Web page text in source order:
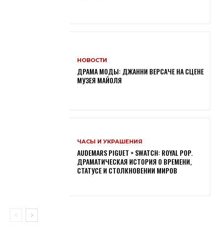
НОВОСТИ
ДРАМА МОДЫ: ДЖАННИ ВЕРСАЧЕ НА СЦЕНЕ
МУЗЕЯ МАЙОЛЯ
ЧАСЫ И УКРАШЕНИЯ
AUDEMARS PIGUET × SWATCH: ROYAL POP.
ДРАМАТИЧЕСКАЯ ИСТОРИЯ О ВРЕМЕНИ,
СТАТУСЕ И СТОЛКНОВЕНИИ МИРОВ